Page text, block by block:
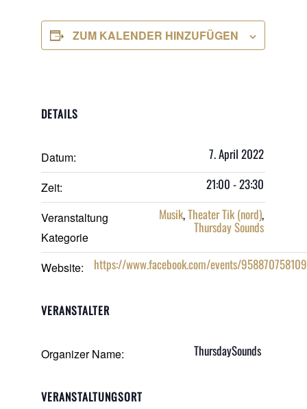
ZUM KALENDER HINZUFÜGEN
DETAILS
Datum: 7. April 2022
Zeit: 21:00 - 23:30
Veranstaltung
Kategorie
Musik,Theater Tik (nord),
Thursday Sounds
Website: https://www.facebook.com/events/
VERANSTALTUNGSORT
VERANSTALTER
Organizer Name: ThursdaySounds